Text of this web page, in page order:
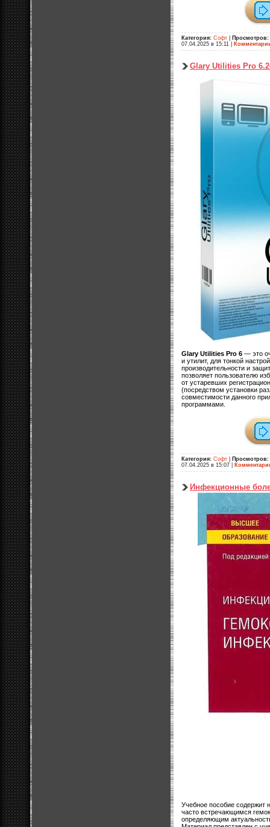
Категория: Софт Просмотров:
07.04.2025 в 15:11
Glary Utilities Pro
Glary Utilities Pro 6 — это
и утилит, для тонкой
производительности и
позволяет пользователю
от устаревших
(посредством установки
совместимости данного
программами.
Категория: Софт Просмотров:
07.04.2025 в 15:07
Инфекционные
Учебное пособие содержит
часто встречающимся
определяющим